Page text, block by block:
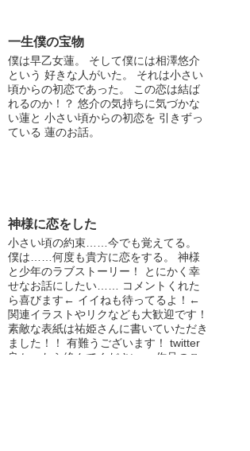
一生僕の宝物
僕は早乙女蓮。 そして僕には相澤悠介
という 好きな人がいた。 それは小さい
頃からの初恋であった。 この恋は結ば
れるのか！？ 悠介の気持ちに気づかな
い蓮と 小さい頃からの初恋を 引きずっ
ている 蓮のお話。
神様に恋をした
小さい頃の約束……今でも覚えてる。
僕は……何度も貴方に恋をする。 神様
と少年のラブストーリー！ とにかく幸
せなお話にしたい…… コメントくれた
ら喜びます← イイねも待ってるよ！←
関連イラストやリクなども大歓迎です！
素敵な表紙は祐姫さんに書いていただき
ました！！ 有難うございます！ twitter
良かったら絡んでください。 作品のこ